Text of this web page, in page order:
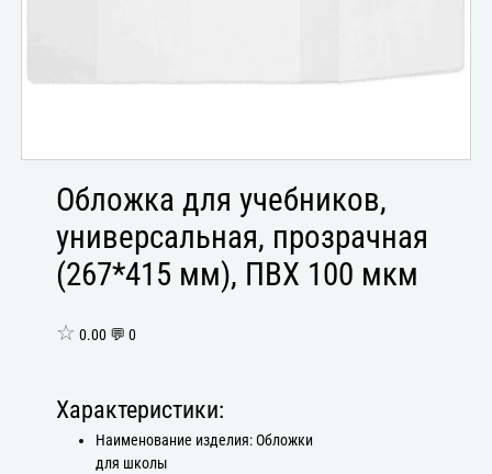
Обложка для учебников,
универсальная, прозрачная
(267*415 мм), ПВХ 100 мкм
☆ 0.00 💬 0
Характеристики:
Наименование изделия: Обложки
для школы